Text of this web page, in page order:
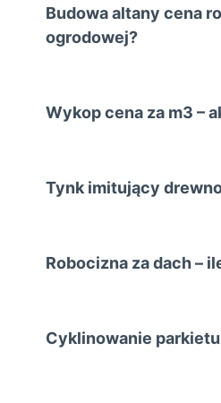
Budowa altany cena
ogrodowej?
Wykop cena za m3 –
Tynk imitujący
Robocizna za dach –
Cyklinowanie